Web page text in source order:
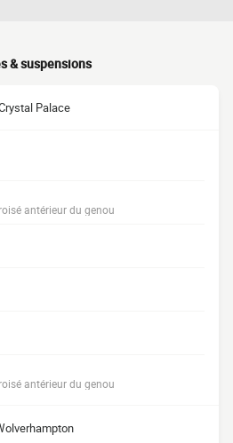
& suspensions
Palace
antérieur du genou
antérieur du genou